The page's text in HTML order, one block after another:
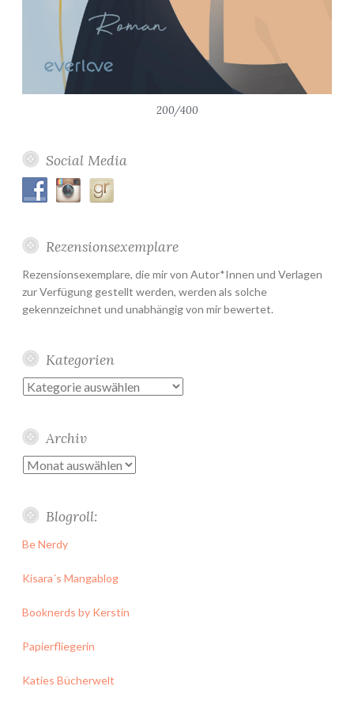
200/400
Social Media
Rezensionsexemplare
Rezensionsexemplare, die mir von Autor*Innen und Verlagen
zur Verfügung gestellt werden, werden als solche
gekennzeichnet und unabhängig von mir bewertet.
Kategorien
Kategorien
Archiv
Archiv
Blogroll:
Be Nerdy
Kisara´s Mangablog
Booknerds by Kerstin
Papierfliegerin
Katies Bücherwelt